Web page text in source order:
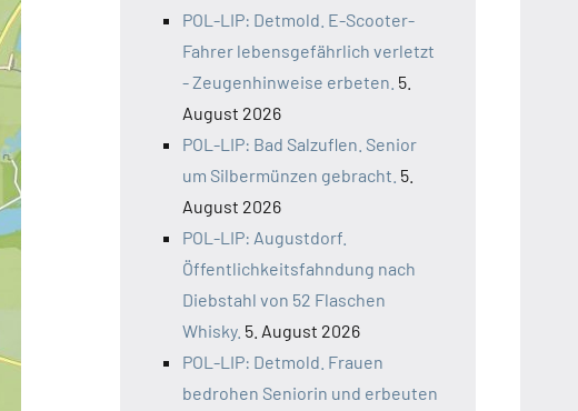
POL-LIP: Detmold. E-Scooter-
Fahrer lebensgefährlich verletzt
- Zeugenhinweise erbeten. 5.
August 2026
POL-LIP: Bad Salzuflen. Senior
um Silbermünzen gebracht. 5.
August 2026
POL-LIP: Augustdorf.
Öffentlichkeitsfahndung nach
Diebstahl von 52 Flaschen
Whisky. 5. August 2026
POL-LIP: Detmold. Frauen
bedrohen Seniorin und erbeuten